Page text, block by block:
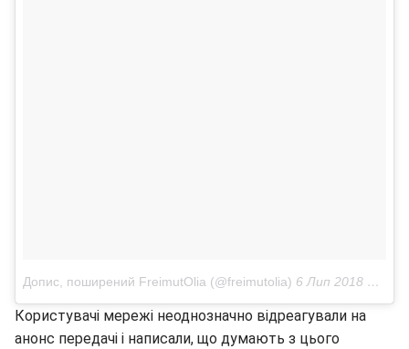
Допис, поширений FreimutOlia (@freimutolia) 6 Лип 2018 р. о 7:39 PDT
Користувачі мережі неоднозначно відреагували на
анонс передачі і написали, що думають з цього